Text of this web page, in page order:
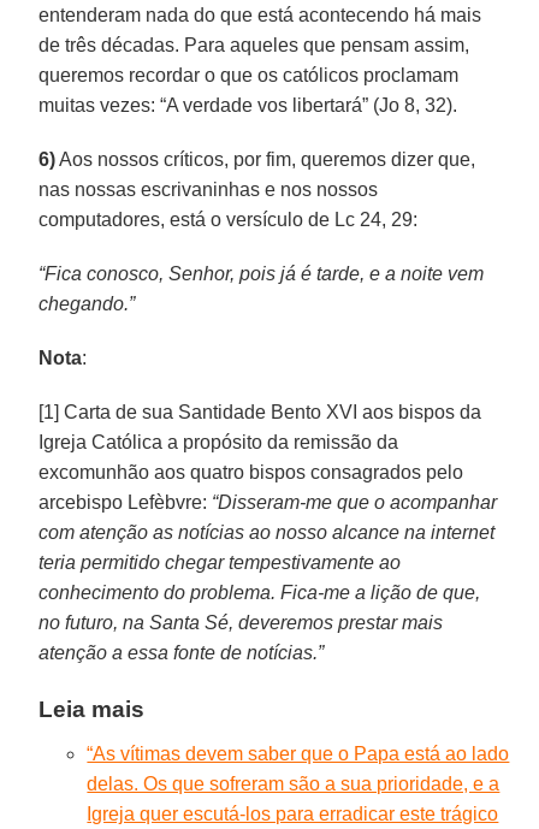
entenderam nada do que está acontecendo há mais
de três décadas. Para aqueles que pensam assim,
queremos recordar o que os católicos proclamam
muitas vezes: “A verdade vos libertará” (Jo 8, 32).
6)Aos nossos críticos, por fim, queremos dizer que,
nas nossas escrivaninhas e nos nossos
computadores, está o versículo de Lc 24, 29:
“Fica conosco, Senhor, pois já é tarde, e a noite vem
chegando.”
Nota:
[1] Carta de sua Santidade Bento XVI aos bispos da
Igreja Católica a propósito da remissão da
excomunhão aos quatro bispos consagrados pelo
arcebispo Lefèbvre: “Disseram-me que o acompanhar
com atenção as notícias ao nosso alcance na internet
teria permitido chegar tempestivamente ao
conhecimento do problema. Fica-me a lição de que,
no futuro, na Santa Sé, deveremos prestar mais
atenção a essa fonte de notícias.”
Leia mais
“As vítimas devem saber que o Papa está ao lado
delas. Os que sofreram são a sua prioridade, e a
Igreja quer escutá-los para erradicar este trágico